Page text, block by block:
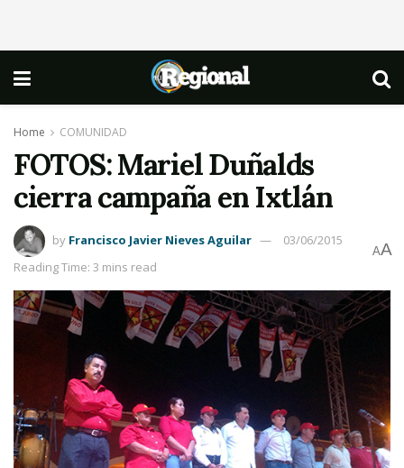
Home COMUNIDAD
FOTOS: Mariel Duñalds
cierra campaña en Ixtlán
by Francisco Javier Nieves Aguilar
03/06/2015
Reading Time: 3 mins read
AA